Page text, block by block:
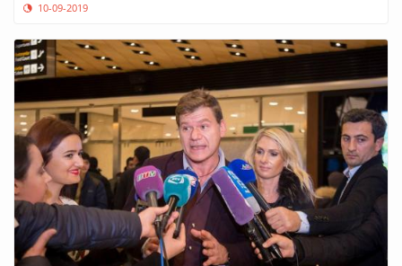
10-09-2019